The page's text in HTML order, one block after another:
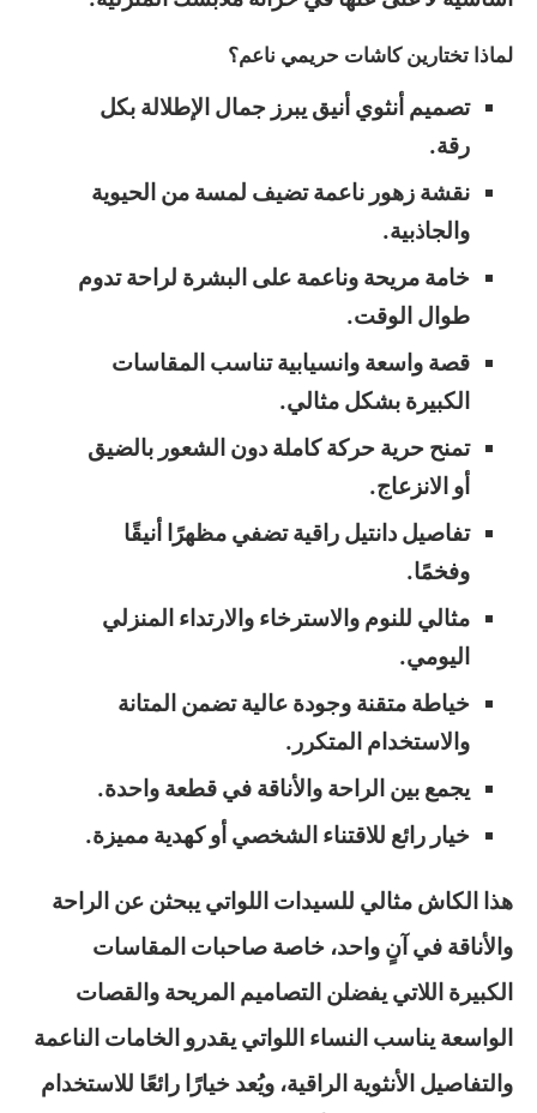
لماذا تختارين كاشات حريمي ناعم؟
تصميم أنثوي أنيق يبرز جمال الإطلالة بكل
رقة.
نقشة زهور ناعمة تضيف لمسة من الحيوية
والجاذبية.
خامة مريحة وناعمة على البشرة لراحة تدوم
طوال الوقت.
قصة واسعة وانسيابية تناسب المقاسات
الكبيرة بشكل مثالي.
تمنح حرية حركة كاملة دون الشعور بالضيق
أو الانزعاج.
تفاصيل دانتيل راقية تضفي مظهرًا أنيقًا
وفخمًا.
مثالي للنوم والاسترخاء والارتداء المنزلي
اليومي.
خياطة متقنة وجودة عالية تضمن المتانة
والاستخدام المتكرر.
يجمع بين الراحة والأناقة في قطعة واحدة.
خيار رائع للاقتناء الشخصي أو كهدية مميزة.
هذا الكاش مثالي للسيدات اللواتي يبحثن عن الراحة
والأناقة في آنٍ واحد، خاصة صاحبات المقاسات
الكبيرة اللاتي يفضلن التصاميم المريحة والقصات
الواسعة يناسب النساء اللواتي يقدرو الخامات الناعمة
والتفاصيل الأنثوية الراقية، ويُعد خيارًا رائعًا للاستخدام